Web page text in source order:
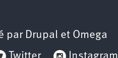
par Drupal et Omega